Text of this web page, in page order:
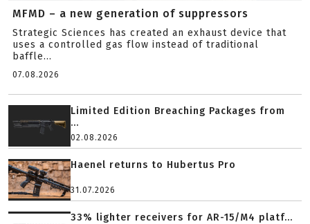
MFMD – a new generation of suppressors
Strategic Sciences has created an exhaust device that
uses a controlled gas flow instead of traditional
baffle...
07.08.2026
Limited Edition Breaching Packages from
...
02.08.2026
Haenel returns to Hubertus Pro
31.07.2026
33% lighter receivers for AR-15/M4 platf...